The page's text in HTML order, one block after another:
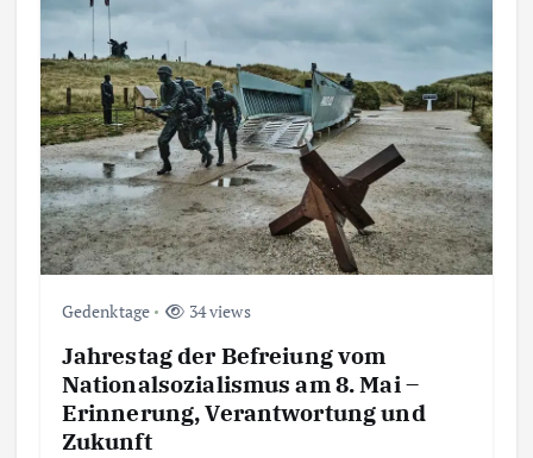
Gedenktage 34 views
Jahrestag der Befreiung vom
Nationalsozialismus am 8. Mai –
Erinnerung, Verantwortung und
Zukunft